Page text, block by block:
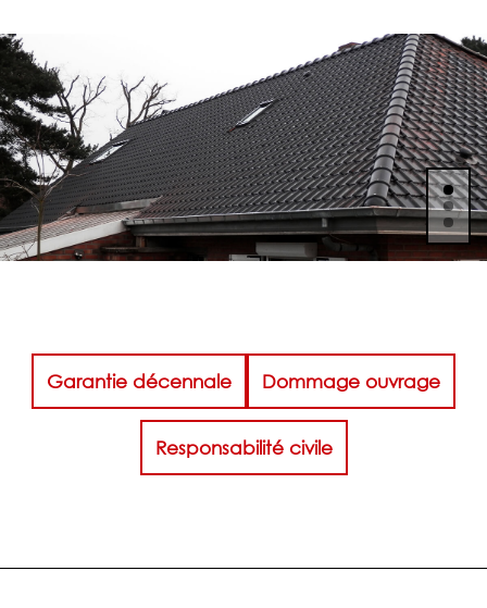
Garantie décennale Dommage ouvrage
Responsabilité civile